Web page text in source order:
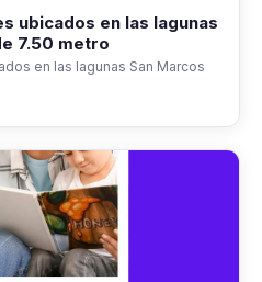
ubicados en las lagunas
7.50 metro
en las lagunas San Marcos